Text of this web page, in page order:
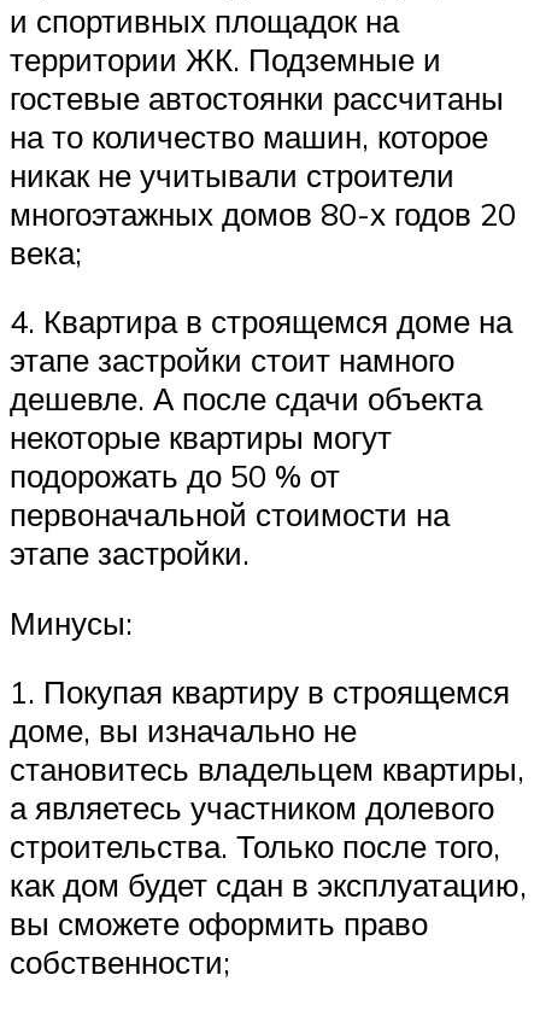
и спортивных площадок на
территории ЖК. Подземные и
гостевые автостоянки рассчитаны
на то количество машин, которое
никак не учитывали строители
многоэтажных домов 80-х годов 20
века;
4. Квартира в строящемся доме на
этапе застройки стоит намного
дешевле. А после сдачи объекта
некоторые квартиры могут
подорожать до 50 % от
первоначальной стоимости на
этапе застройки.
Минусы:
1. Покупая квартиру в строящемся
доме, вы изначально не
становитесь владельцем квартиры,
а являетесь участником долевого
строительства. Только после того,
как дом будет сдан в эксплуатацию,
вы сможете оформить право
собственности;